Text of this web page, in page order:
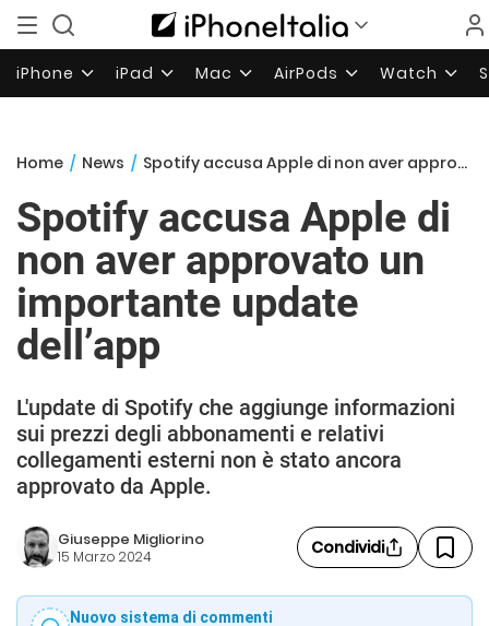
iPhone iPad Mac AirPods Watch
Home / News / Spotify accusa Apple di non aver approvato un importante update dell’app
Spotify accusa Apple di
non aver approvato un
importante update
dell’app
L'update di Spotify che aggiunge informazioni
sui prezzi degli abbonamenti e relativi
collegamenti esterni non è stato ancora
approvato da Apple.
Giuseppe Migliorino
15 Marzo 2024 Condividi
Nuovo sistema di commenti